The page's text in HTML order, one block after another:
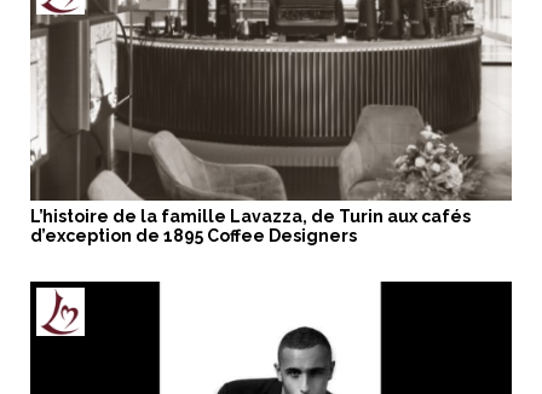
L’histoire de la famille Lavazza, de Turin aux cafés
d’exception de 1895 Coffee Designers